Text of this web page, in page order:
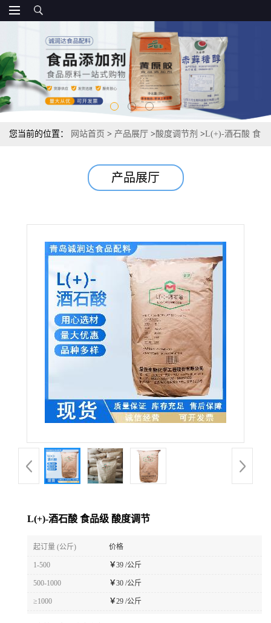
您当前的位置： 网站首页 > 产品展厅 >酸度调节剂 >L(+)-酒石酸 食
产品展厅
L(+)-酒石酸 食品级 酸度调节
起订量 (公斤) 价格
1-500 ￥39 /公斤
500-1000 ￥30 /公斤
≥1000 ￥29 /公斤